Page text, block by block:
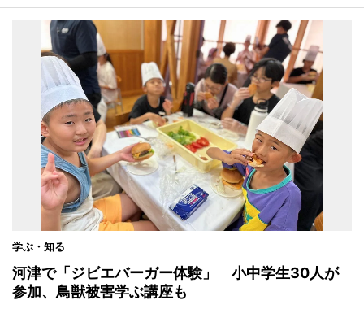
学ぶ・知る
河津で「ジビエバーガー体験」 小中学生30人が
参加、鳥獣被害学ぶ講座も